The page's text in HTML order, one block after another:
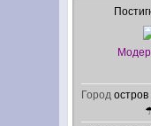
Город остров